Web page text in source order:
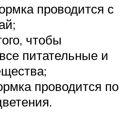
проводится с
чтобы
питательные и
проводится по